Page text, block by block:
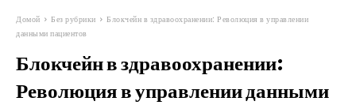
Домой Без рубрики
Блокчейн в здравоохранении: Революция в управлении
данными пациентов
Блокчейн в здравоохранении:
Революция в управлении данными